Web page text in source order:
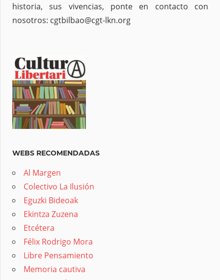
historia, sus vivencias, ponte en contacto con
nosotros: cgtbilbao@cgt-lkn.org
WEBS RECOMENDADAS
Al Margen
Colectivo La Ilusión
Eguzki Bideoak
Ekintza Zuzena
Etcétera
Félix Rodrigo Mora
Libre Pensamiento
Memoria cautiva